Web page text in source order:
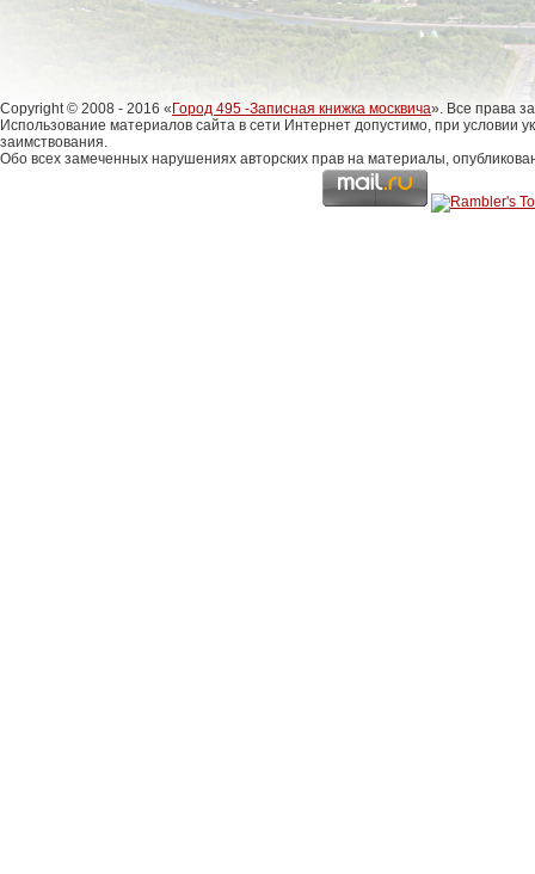
Copyright © 2008 - 2016 « Город 495 -Записная книжка москвича». Все права
Использование материалов сайта в сети Интернет допустимо, при условии
заимствования.
Обо всех замеченных нарушениях авторских прав на материалы,